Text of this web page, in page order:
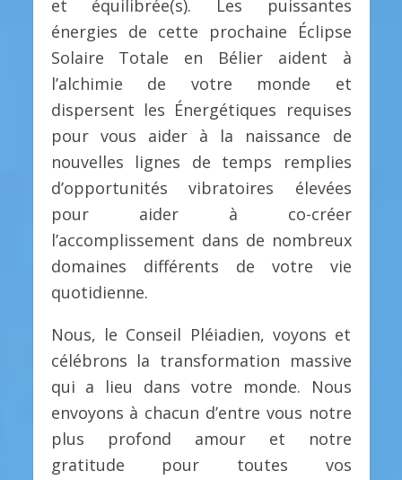
et équilibrée(s). Les puissantes
énergies de cette prochaine Éclipse
Solaire Totale en Bélier aident à
l’alchimie de votre monde et
dispersent les Énergétiques requises
pour vous aider à la naissance de
nouvelles lignes de temps remplies
d’opportunités vibratoires élevées
pour aider à co-créer
l’accomplissement dans de nombreux
domaines différents de votre vie
quotidienne.
Nous, le Conseil Pléiadien, voyons et
célébrons la transformation massive
qui a lieu dans votre monde. Nous
envoyons à chacun d’entre vous notre
plus profond amour et notre
gratitude pour toutes vos